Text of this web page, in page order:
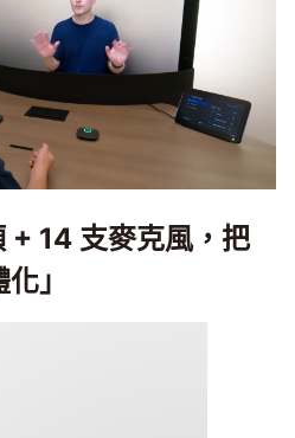
+ 14 支麥克風，把
」